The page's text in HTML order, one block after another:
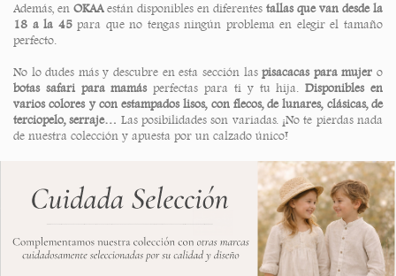
Además, en OKAAestán disponibles en diferentes tallas que van desde la
18 a la 45para que no tengas ningún problema en elegir el tamaño
perfecto.
No lo dudes más y descubre en esta sección laspisacacas para mujer o
botas safari para mamásperfectas para ti y tu hija.Disponibles en
varios colores y con estampados lisos, con flecos, de lunares, clásicas, de
terciopelo, serraje… Las posibilidades son variadas. ¡No te pierdas nada
de nuestra colección y apuesta por un calzado único!